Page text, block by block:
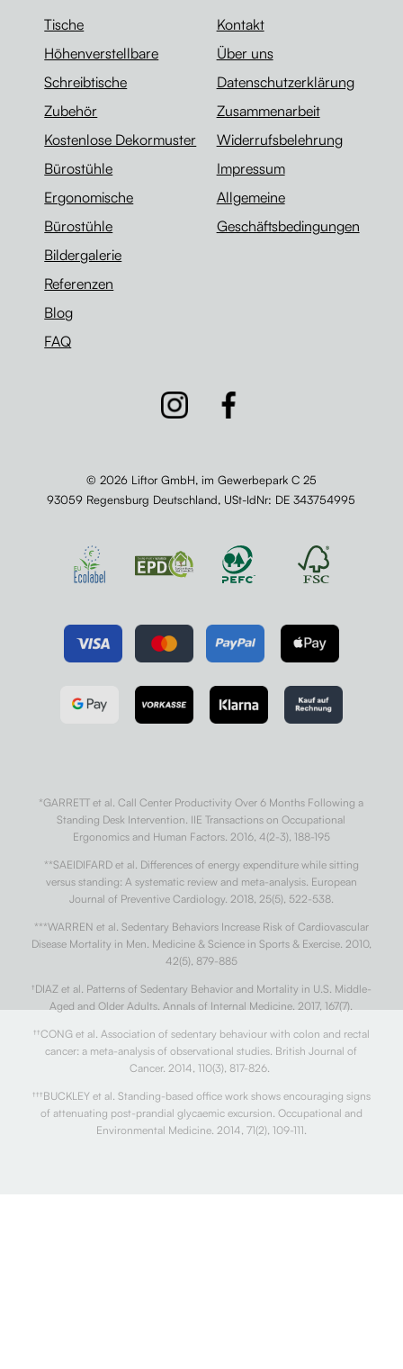
Tische
Höhenverstellbare
Schreibtische
Zubehör
Kostenlose Dekormuster
Bürostühle
Ergonomische
Bürostühle
Bildergalerie
Referenzen
Blog
FAQ
Kontakt
Über uns
Datenschutzerklärung
Zusammenarbeit
Widerrufsbelehrung
Impressum
Allgemeine
Geschäftsbedingungen
© 2026 Liftor GmbH, im Gewerbepark C 25
93059 Regensburg Deutschland, USt-IdNr: DE 343754995
*GARRETT et al. Call Center Productivity Over 6 Months Following a
Standing Desk Intervention. IIE Transactions on Occupational
Ergonomics and Human Factors. 2016, 4(2-3), 188-195
**SAEIDIFARD et al. Differences of energy expenditure while sitting
versus standing: A systematic review and meta-analysis. European
Journal of Preventive Cardiology. 2018, 25(5), 522-538.
***WARREN et al. Sedentary Behaviors Increase Risk of Cardiovascular
Disease Mortality in Men. Medicine & Science in Sports & Exercise. 2010,
42(5), 879-885
†DIAZ et al. Patterns of Sedentary Behavior and Mortality in U.S. Middle-
Aged and Older Adults. Annals of Internal Medicine. 2017, 167(7).
††CONG et al. Association of sedentary behaviour with colon and rectal
cancer: a meta-analysis of observational studies. British Journal of
Cancer. 2014, 110(3), 817-826.
†††BUCKLEY et al. Standing-based office work shows encouraging signs
of attenuating post-prandial glycaemic excursion. Occupational and
Environmental Medicine. 2014, 71(2), 109-111.